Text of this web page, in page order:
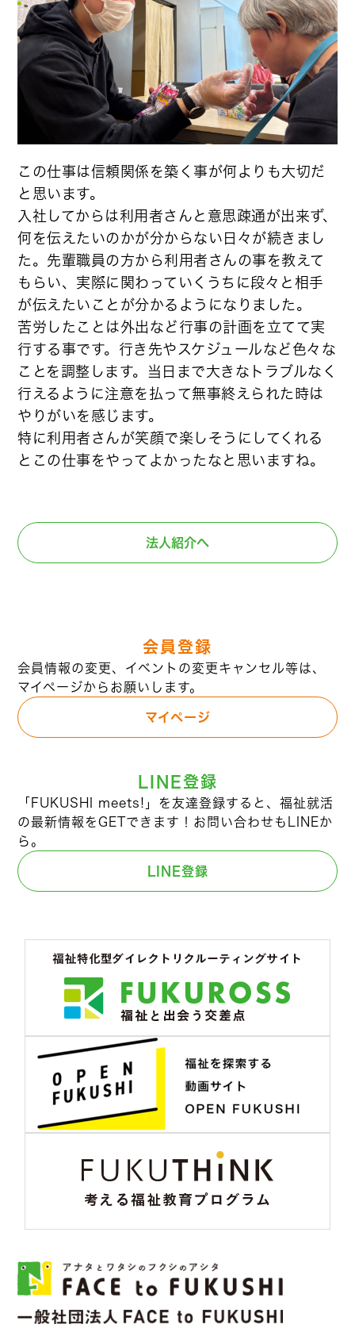
この仕事は信頼関係を築く事が何よりも大切だ
と思います。
入社してからは利用者さんと意思疎通が出来ず、
何を伝えたいのかが分からない日々が続きまし
た。先輩職員の方から利用者さんの事を教えて
もらい、実際に関わっていくうちに段々と相手
が伝えたいことが分かるようになりました。
苦労したことは外出など行事の計画を立てて実
行する事です。行き先やスケジュールなど色々な
ことを調整します。当日まで大きなトラブルなく
行えるように注意を払って無事終えられた時は
やりがいを感じます。
特に利用者さんが笑顔で楽しそうにしてくれる
とこの仕事をやってよかったなと思いますね。
法人紹介へ
会員登録
会員情報の変更、イベントの変更キャンセル等は、
マイページからお願いします。
マイページ
LINE登録
「FUKUSHI meets!」を友達登録すると、福祉就活
の最新情報をGETできます！お問い合わせもLINEか
ら。
LINE登録